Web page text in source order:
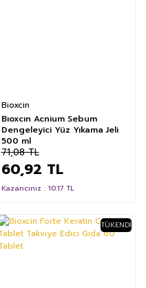
Bioxcin
Bıoxcın Acnium Sebum
Dengeleyici Yüz Yıkama Jeli
500 ml
60,92 TL
71,08 TL
Kazancınız : 10.17 TL
TÜKENDI